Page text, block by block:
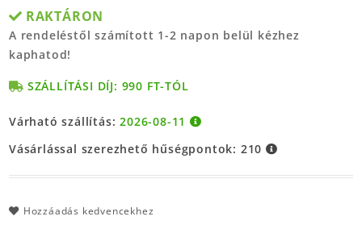
RAKTÁRON
A rendeléstől számított 1-2 napon belül kézhez
kaphatod!
SZÁLLÍTÁSI DÍJ: 990 FT-TÓL
Várható szállítás:2026-08-11
Vásárlással szerezhető hűségpontok: 210
Hozzáadás kedvencekhez